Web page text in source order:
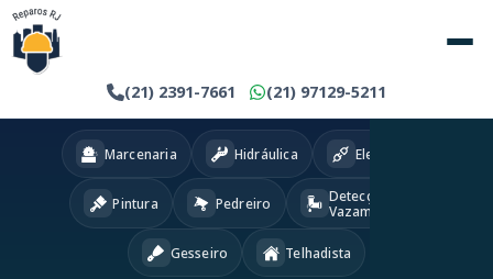
(21) 2391-7661 (21) 97129-5211
Marcenaria Hidráulica Eletricista
Pintura Pedreiro
Detecção
Vazamentos
Gesseiro Telhadista